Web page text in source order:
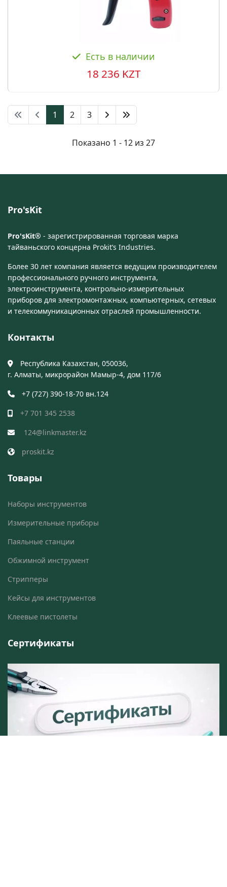
Есть в наличии
18 236 KZT
1 2 3
Показано 1 - 12 из 27
Pro'sKit
Pro'sKit® - зарегистрированная торговая марка
тайваньского концерна Prokit’s Industries.
Более 30 лет компания является ведущим производителем
профессионального ручного инструмента,
электроинструмента, контрольно-измерительных
приборов для электромонтажных, компьютерных, сетевых
и телекоммуникационных отраслей промышленности.
Контакты
Республика Казахстан, 050036,
г. Алматы, микрорайон Мамыр-4, дом 117/6
+7 (727) 390-18-70 вн.124
+7 701 345 2538
124@linkmaster.kz
proskit.kz
Товары
Наборы инструментов
Измерительные приборы
Паяльные станции
Обжимной инструмент
Стрипперы
Кейсы для инструментов
Клеевые пистолеты
Сертификаты